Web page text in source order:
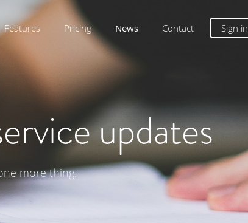
Features Pricing News Contact Sign in
updates
more thing.